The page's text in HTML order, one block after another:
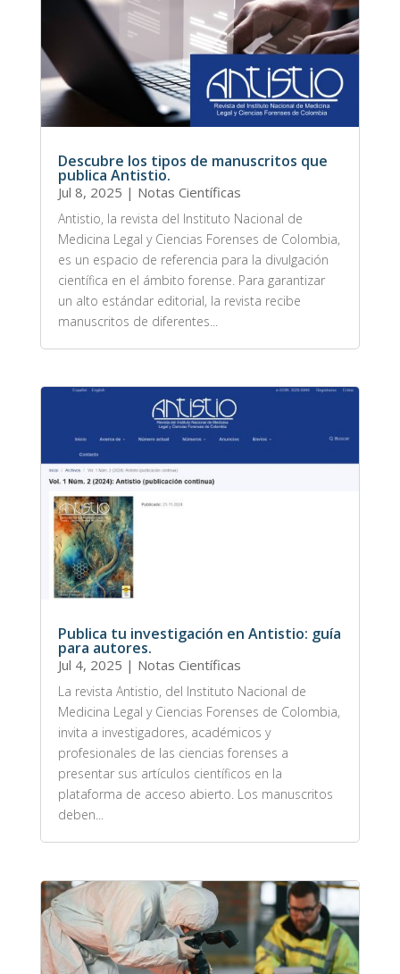
Descubre los tipos de manuscritos que
publica Antistio.
Jul 8, 2025 | Notas Científicas
Antistio, la revista del Instituto Nacional de
Medicina Legal y Ciencias Forenses de Colombia,
es un espacio de referencia para la divulgación
científica en el ámbito forense. Para garantizar
un alto estándar editorial, la revista recibe
manuscritos de diferentes...
Publica tu investigación en Antistio: guía
para autores.
Jul 4, 2025 | Notas Científicas
La revista Antistio, del Instituto Nacional de
Medicina Legal y Ciencias Forenses de Colombia,
invita a investigadores, académicos y
profesionales de las ciencias forenses a
presentar sus artículos científicos en la
plataforma de acceso abierto. Los manuscritos
deben...